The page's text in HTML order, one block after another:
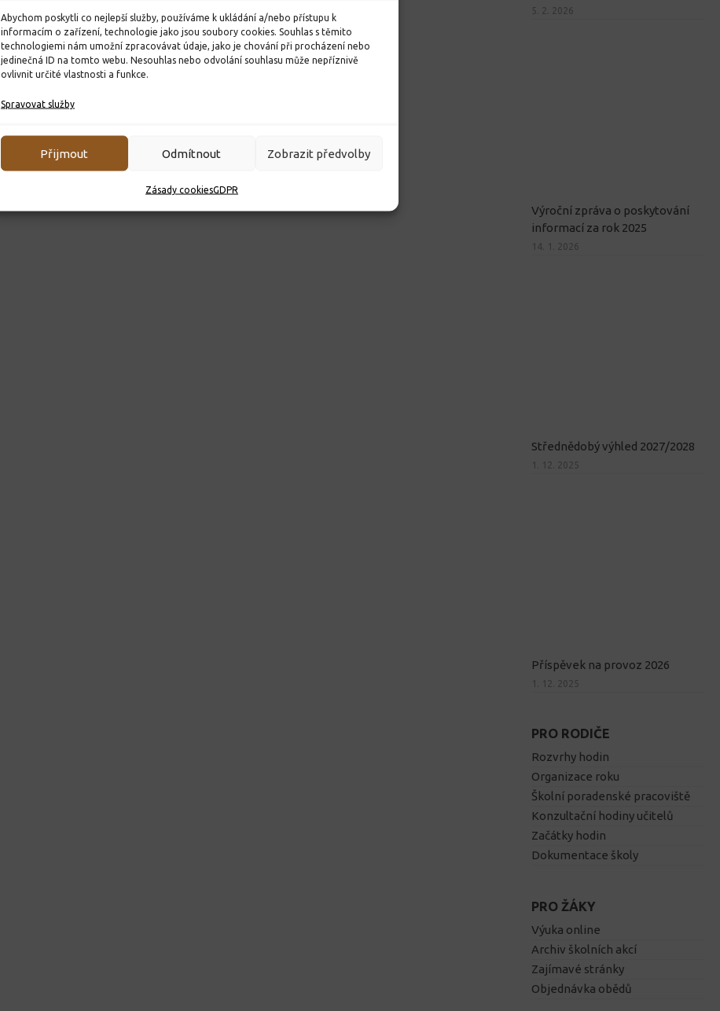
Abychom poskytli co nejlepší služby, používáme k ukládání a/nebo přístupu k
informacím o zařízení, technologie jako jsou soubory cookies. Souhlas s těmito
technologiemi nám umožní zpracovávat údaje, jako je chování při procházení nebo
jedinečná ID na tomto webu. Nesouhlas nebo odvolání souhlasu může nepříznivě
ovlivnit určité vlastnosti a funkce.
Spravovat služby
Přijmout Odmítnout Zobrazit předvolby
Zásady cookiesGDPR
5. 2. 2026
Výroční zpráva o poskytování
informací za rok 2025
14. 1. 2026
Střednědobý výhled 2027/2028
1. 12. 2025
Příspěvek na provoz 2026
1. 12. 2025
PRO RODIČE
Rozvrhy hodin
Organizace roku
Školní poradenské pracoviště
Konzultační hodiny učitelů
Začátky hodin
Dokumentace školy
PRO ŽÁKY
Výuka online
Archiv školních akcí
Zajímavé stránky
Objednávka obědů